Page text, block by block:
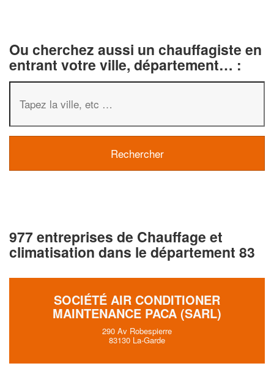
Ou cherchez aussi un chauffagiste en
entrant votre ville, département… :
977 entreprises de Chauffage et
climatisation dans le département 83
SOCIÉTÉ AIR CONDITIONER
MAINTENANCE PACA (SARL)
290 Av Robespierre
83130 La-Garde